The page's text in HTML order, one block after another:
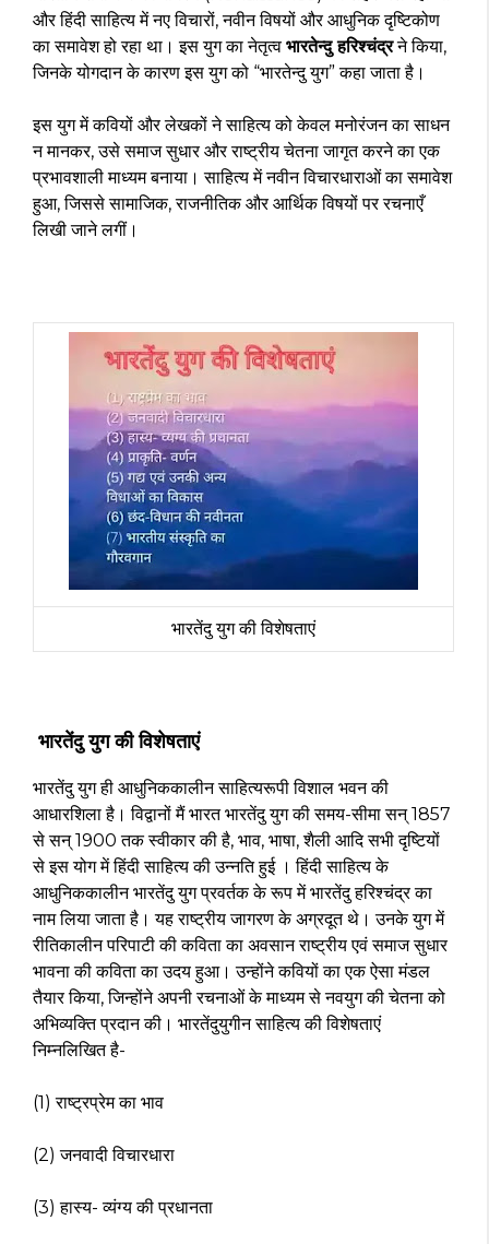
और हिंदी साहित्य में नए विचारों, नवीन विषयों और आधुनिक दृष्टिकोण
का समावेश हो रहा था। इस युग का नेतृत्व भारतेन्दु हरिश्चंद्रने किया,
जिनके योगदान के कारण इस युग को “भारतेन्दु युग” कहा जाता है।
इस युग में कवियों और लेखकों ने साहित्य को केवल मनोरंजन का साधन
न मानकर, उसे समाज सुधार और राष्ट्रीय चेतना जागृत करने का एक
प्रभावशाली माध्यम बनाया। साहित्य में नवीन विचारधाराओं का समावेश
हुआ, जिससे सामाजिक, राजनीतिक और आर्थिक विषयों पर रचनाएँ
लिखी जाने लगीं।
भारतेंदु युग की विशेषताएं
भारतेंदु युग की विशेषताएं
भारतेंदु युग ही आधुनिककालीन साहित्यरूपी विशाल भवन की
आधारशिला है। विद्वानों मैं भारत भारतेंदु युग की समय-सीमा सन् 1857
से सन् 1900 तक स्वीकार की है, भाव, भाषा, शैली आदि सभी दृष्टियों
से इस योग में हिंदी साहित्य की उन्नति हुई । हिंदी साहित्य के
आधुनिककालीन भारतेंदु युग प्रवर्तक के रूप में भारतेंदु हरिश्चंद्र का
नाम लिया जाता है। यह राष्ट्रीय जागरण के अग्रदूत थे। उनके युग में
रीतिकालीन परिपाटी की कविता का अवसान राष्ट्रीय एवं समाज सुधार
भावना की कविता का उदय हुआ। उन्होंने कवियों का एक ऐसा मंडल
तैयार किया, जिन्होंने अपनी रचनाओं के माध्यम से नवयुग की चेतना को
अभिव्यक्ति प्रदान की। भारतेंदुयुगीन साहित्य की विशेषताएं
निम्नलिखित है-
(1) राष्ट्रप्रेम का भाव
(2) जनवादी विचारधारा
(3) हास्य- व्यंग्य की प्रधानता